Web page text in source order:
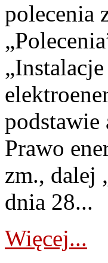
polecenia
podstawie
Prawo
zm., dalej
dnia 28...
Więcej...